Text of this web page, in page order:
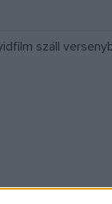
száll